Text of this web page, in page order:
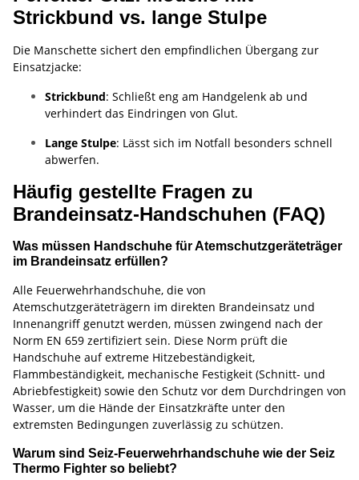
Strickbund vs. lange Stulpe
Die Manschette sichert den empfindlichen Übergang zur
Einsatzjacke:
Strickbund: Schließt eng am Handgelenk ab und
verhindert das Eindringen von Glut.
Lange Stulpe: Lässt sich im Notfall besonders schnell
abwerfen.
Häufig gestellte Fragen zu
Brandeinsatz-Handschuhen (FAQ)
Was müssen Handschuhe für Atemschutzgeräteträger
im Brandeinsatz erfüllen?
Alle Feuerwehrhandschuhe, die von
Atemschutzgeräteträgern im direkten Brandeinsatz und
Innenangriff genutzt werden, müssen zwingend nach der
Norm EN 659 zertifiziert sein. Diese Norm prüft die
Handschuhe auf extreme Hitzebeständigkeit,
Flammbeständigkeit, mechanische Festigkeit (Schnitt- und
Abriebfestigkeit) sowie den Schutz vor dem Durchdringen von
Wasser, um die Hände der Einsatzkräfte unter den
extremsten Bedingungen zuverlässig zu schützen.
Warum sind Seiz-Feuerwehrhandschuhe wie der Seiz
Thermo Fighter so beliebt?